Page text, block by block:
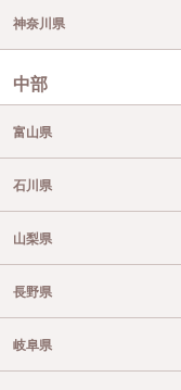
神奈川県
中部
富山県
石川県
山梨県
長野県
岐阜県